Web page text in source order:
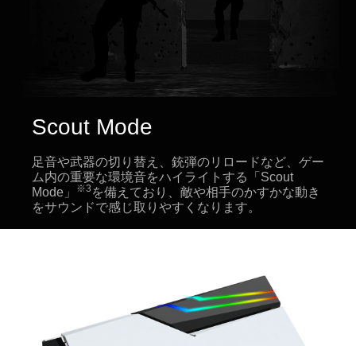
Scout Mode
足音や武器の切り替え、銃弾のリロードなど、ゲー
ム内の重要な環境音をハイライトする「Scout
Mode」
※3 を備えており、敵や相手のかすかな動き
をサウンドで感じ取りやすくなります。